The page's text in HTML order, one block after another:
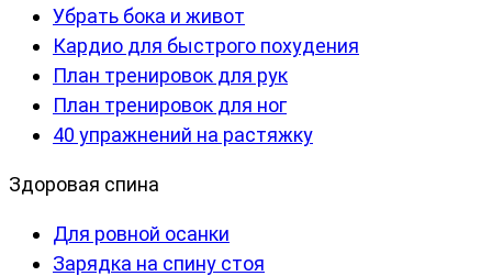
Убрать бока и живот
Кардио для быстрого похудения
План тренировок для рук
План тренировок для ног
40 упражнений на растяжку
Здоровая спина
Для ровной осанки
Зарядка на спину стоя